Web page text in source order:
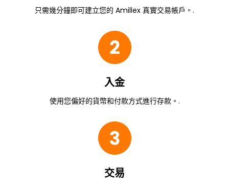
只需幾分鐘即可建立您的 Amillex 真實交易帳戶。.
入金
使用您偏好的貨幣和付款方式進行存款。.
交易